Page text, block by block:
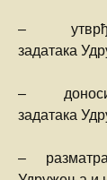
–
задатака
– доноси
задатака
– разматра